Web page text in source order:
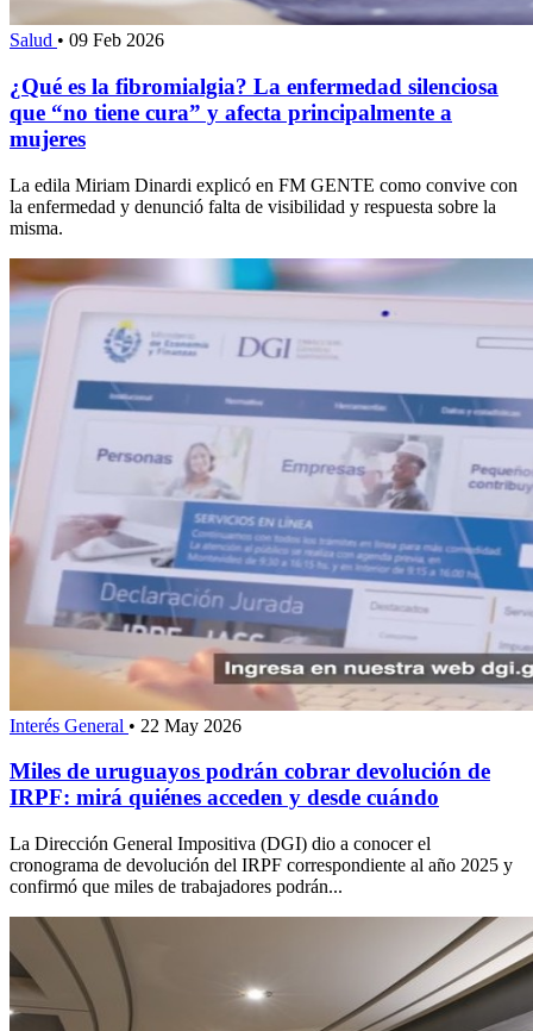
Salud • 09 Feb 2026
¿Qué es la fibromialgia? La enfermedad silenciosa
que “no tiene cura” y afecta principalmente a
mujeres
La edila Miriam Dinardi explicó en FM GENTE como convive con
la enfermedad y denunció falta de visibilidad y respuesta sobre la
misma.
Interés General • 22 May 2026
Miles de uruguayos podrán cobrar devolución de
IRPF: mirá quiénes acceden y desde cuándo
La Dirección General Impositiva (DGI) dio a conocer el
cronograma de devolución del IRPF correspondiente al año 2025 y
confirmó que miles de trabajadores podrán...